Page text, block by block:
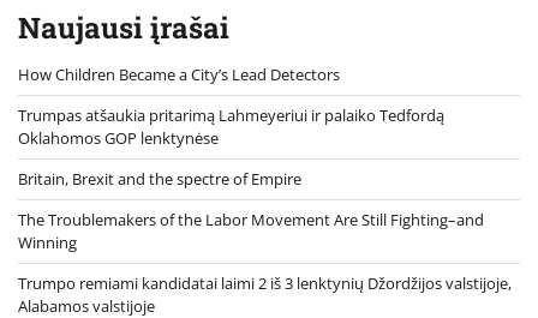
Naujausi įrašai
How Children Became a City’s Lead Detectors
Trumpas atšaukia pritarimą Lahmeyeriui ir palaiko Tedfordą
Oklahomos GOP lenktynėse
Britain, Brexit and the spectre of Empire
The Troublemakers of the Labor Movement Are Still Fighting–and
Winning
Trumpo remiami kandidatai laimi 2 iš 3 lenktynių Džordžijos valstijoje,
Alabamos valstijoje